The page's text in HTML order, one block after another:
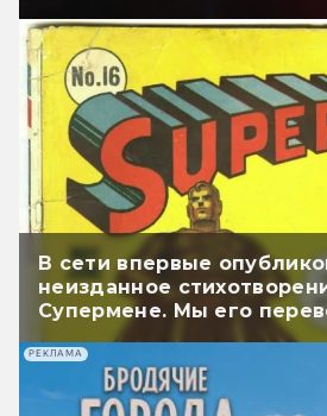
В сети впервые
неизданное
Супермене. Мы его
РЕКЛАМА